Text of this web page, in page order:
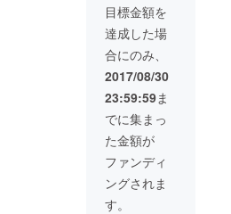
は8月31
日迄と
なりま
す。 ※
協賛パ
ネルに
お名前
を記載
させて
いただ
きます
のは、6
月迄に
リー
CF支援
者証 ※
協賛パ
ネルに
お名前
を記載
させて
いただ
きます
のは、6
月迄に
御支援
目標金額を
達成した場
合にのみ、
2017/08/30
23:59:59ま
でに集まっ
た金額が
ファンディ
ングされま
す。